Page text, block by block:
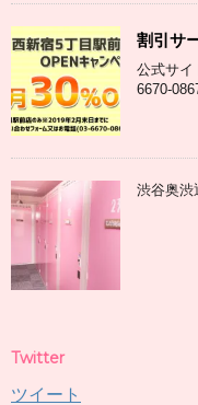
割引サ
公式サイ
6670-
渋谷奥渋
Twitter
ツイート